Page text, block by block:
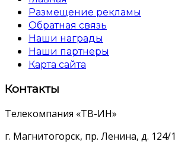
Размещение рекламы
Обратная связь
Наши награды
Наши партнеры
Карта сайта
Контакты
Телекомпания «ТВ-ИН»
г. Магнитогорск, пр. Ленина, д. 124/1